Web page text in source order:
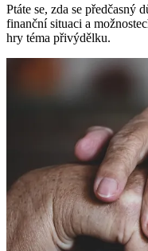
Ptáte se, zda se předčasný
finanční situaci a
hry téma přivýdělku.